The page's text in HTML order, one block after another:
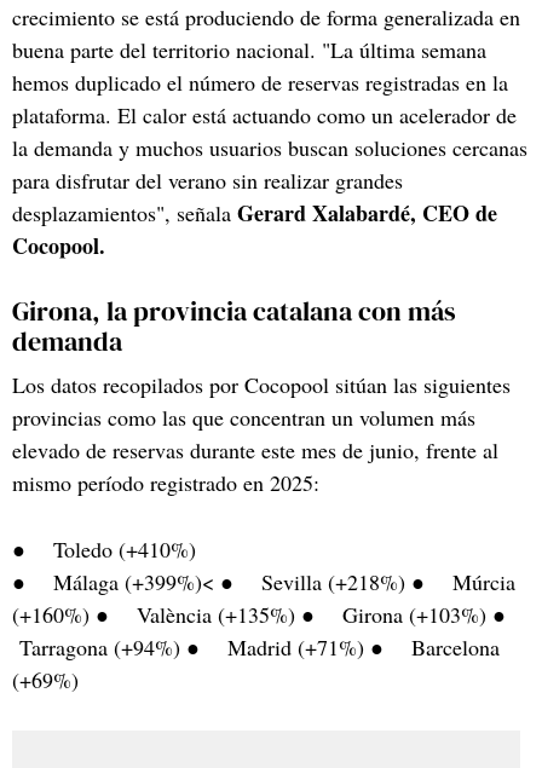
crecimiento se está produciendo de forma generalizada en
buena parte del territorio nacional. "La última semana
hemos duplicado el número de reservas registradas en la
plataforma. El calor está actuando como un acelerador de
la demanda y muchos usuarios buscan soluciones cercanas
para disfrutar del verano sin realizar grandes
desplazamientos", señala Gerard Xalabardé, CEO de
Cocopool.
Girona, la provincia catalana con más
demanda
Los datos recopilados por Cocopool sitúan las siguientes
provincias como las que concentran un volumen más
elevado de reservas durante este mes de junio, frente al
mismo período registrado en 2025:
● Toledo (+410%)
● Málaga (+399%)< ● Sevilla (+218%) ● Múrcia
(+160%) ● València (+135%) ● Girona (+103%) ●
Tarragona (+94%) ● Madrid (+71%) ● Barcelona
(+69%)